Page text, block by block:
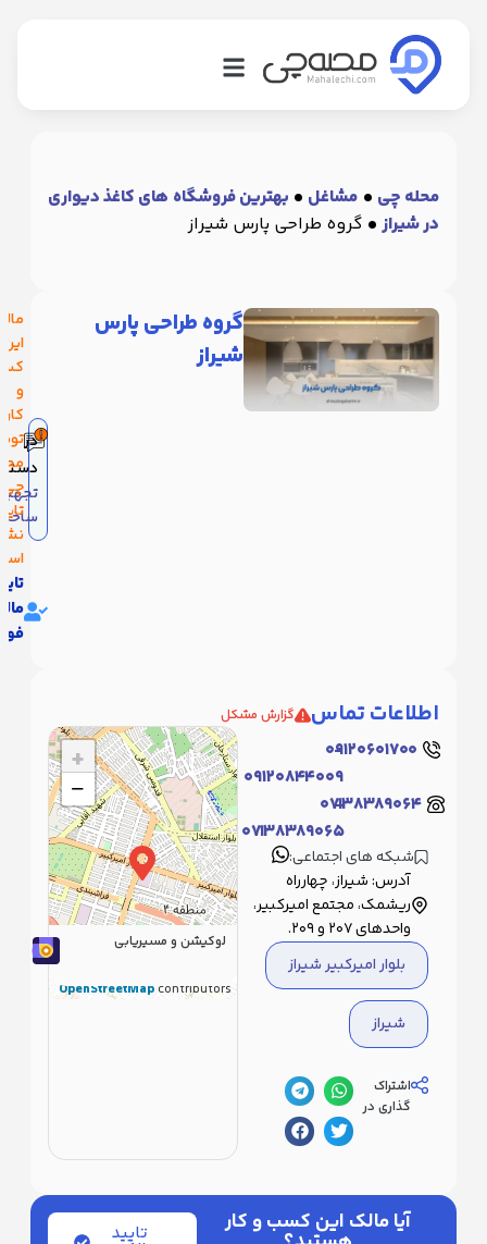
محله چی• مشاغل• بهترین فروشگاه های کاغذ دیواری
در شیراز• گروه طراحی پارس شیراز
گروه طراحی پارس
شیراز
در
دسته:
تجهیزات
این
کسب
کار
توسط
محله
چی
تایید
نشده
است!
تایید
فوری
اطلاعات تماس گزارش مشکل
۰۹۱۲۰۶۰۱۷۰۰
-
۰۹۱۲۰۸۴۴۰۰۹
071۳۸۳۸۹۰۶۴
-
071۳۸۳۸۹۰۶۵
شبکه های اجتماعی:
آدرس: شیراز، چهارراه
ریشمک، مجتمع امیرکبیر،
واحدهای ۲۰۷ و ۲۰۹.
بلوار امیرکبیر شیراز
شیراز
اشتراک
گذاری در
+
−
OpenStreetMapcontributors
لوکیشن و مسیریابی
آیا مالک این کسب و کار تایید